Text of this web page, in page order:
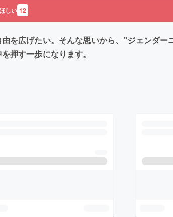
しい 12
を広げたい。そんな思いから、”ジェンダー
押す一歩になります。